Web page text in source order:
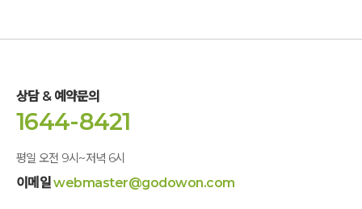
상담 & 예약문의
1644-8421
평일 오전 9시~저녁 6시
이메일webmaster@godowon.com